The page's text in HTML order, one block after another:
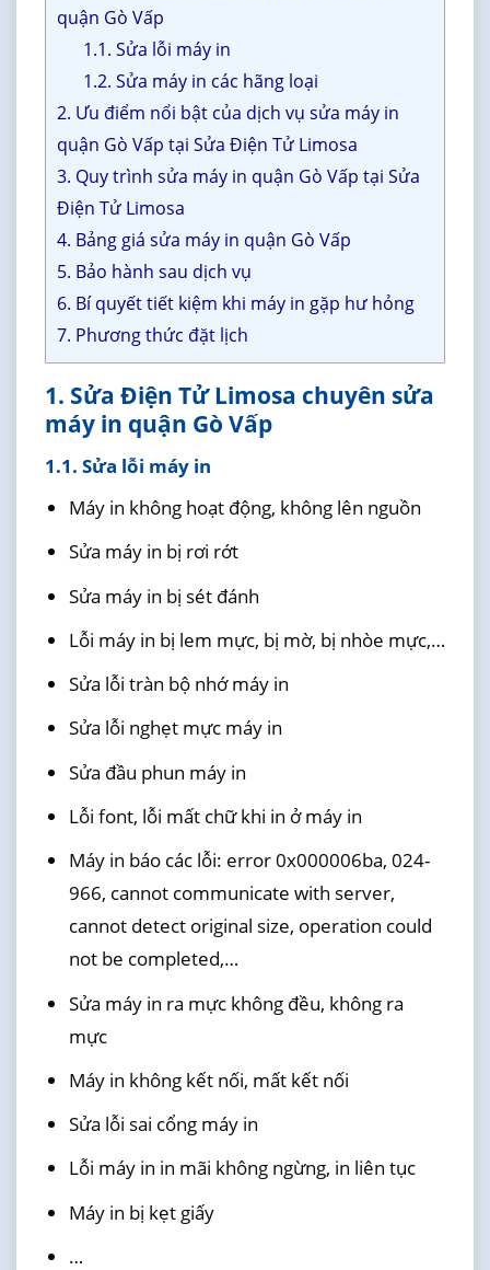
quận Gò Vấp
1.1. Sửa lỗi máy in
1.2. Sửa máy in các hãng loại
2. Ưu điểm nổi bật của dịch vụ sửa máy in
quận Gò Vấp tại Sửa Điện Tử Limosa
3. Quy trình sửa máy in quận Gò Vấp tại Sửa
Điện Tử Limosa
4. Bảng giá sửa máy in quận Gò Vấp
5. Bảo hành sau dịch vụ
6. Bí quyết tiết kiệm khi máy in gặp hư hỏng
7. Phương thức đặt lịch
1. Sửa Điện Tử Limosa chuyên sửa
máy in quận Gò Vấp
1.1. Sửa lỗi máy in
Máy in không hoạt động, không lên nguồn
Sửa máy in bị rơi rớt
Sửa máy in bị sét đánh
Lỗi máy in bị lem mực, bị mờ, bị nhòe mực,…
Sửa lỗi tràn bộ nhớ máy in
Sửa lỗi nghẹt mực máy in
Sửa đầu phun máy in
Lỗi font, lỗi mất chữ khi in ở máy in
Máy in báo các lỗi: error 0x000006ba, 024-
966, cannot communicate with server,
cannot detect original size, operation could
not be completed,…
Sửa máy in ra mực không đều, không ra
mực
Máy in không kết nối, mất kết nối
Sửa lỗi sai cổng máy in
Lỗi máy in in mãi không ngừng, in liên tục
Máy in bị kẹt giấy
…